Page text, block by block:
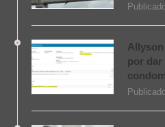
por dar